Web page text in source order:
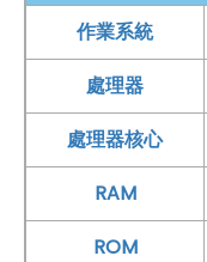
支援臉部辨識解鎖功
證，不需輸入密碼即
利。在兼顧拍攝與
習、工作或日常生
驗。整體而言，這樣
數使用情境的基本需
作業系統
處理器
處理器核心
RAM
ROM